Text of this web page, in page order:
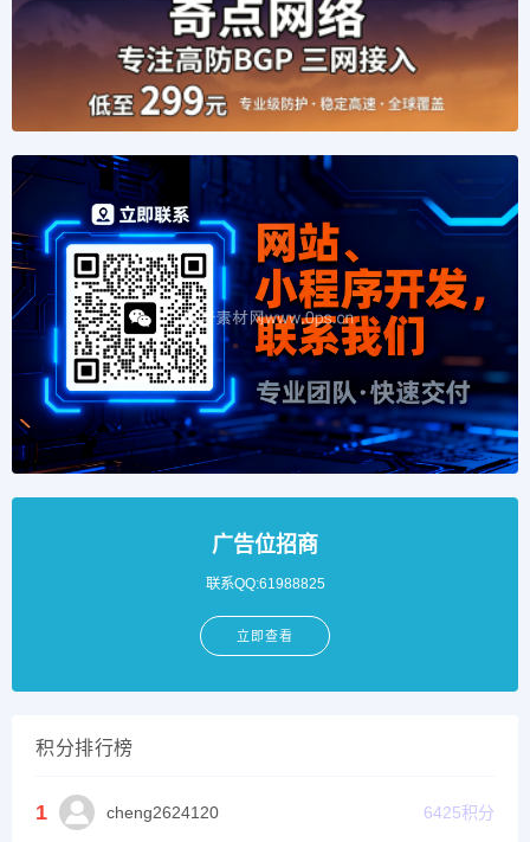
广告位招商
联系QQ:61988825
立即查看
积分排行榜
1 cheng2624120 6425积分